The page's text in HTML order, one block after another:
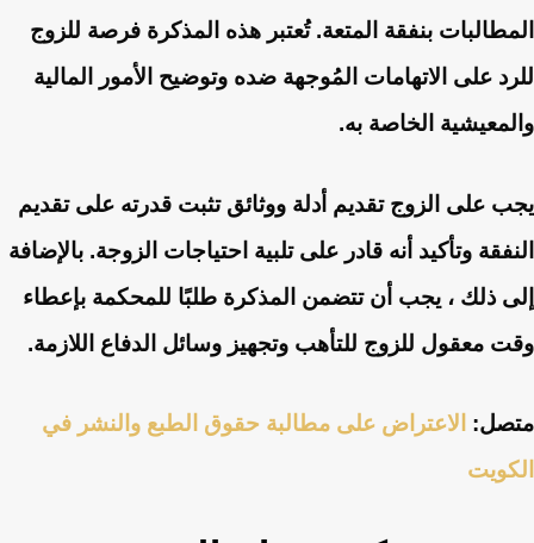
المطالبات بنفقة المتعة. تُعتبر هذه المذكرة فرصة للزوج
للرد على الاتهامات المُوجهة ضده وتوضيح الأمور المالية
والمعيشية الخاصة به.
يجب على الزوج تقديم أدلة ووثائق تثبت قدرته على تقديم
النفقة وتأكيد أنه قادر على تلبية احتياجات الزوجة. بالإضافة
إلى ذلك ، يجب أن تتضمن المذكرة طلبًا للمحكمة بإعطاء
وقت معقول للزوج للتأهب وتجهيز وسائل الدفاع اللازمة.
متصل: الاعتراض على مطالبة حقوق الطبع والنشر في
الكويت